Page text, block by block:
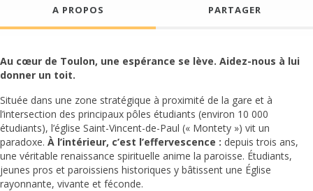
A PROPOS PARTAGER
Au cœur de Toulon, une espérance se lève. Aidez-nous à lui
donner un toit.
Située dans une zone stratégique à proximité de la gare et à
l’intersection des principaux pôles étudiants (environ 10 000
étudiants), l’église Saint-Vincent-de-Paul (« Montety ») vit un
paradoxe. À l’intérieur, c’est l’effervescence : depuis trois ans,
une véritable renaissance spirituelle anime la paroisse. Étudiants,
jeunes pros et paroissiens historiques y bâtissent une Église
rayonnante, vivante et féconde.